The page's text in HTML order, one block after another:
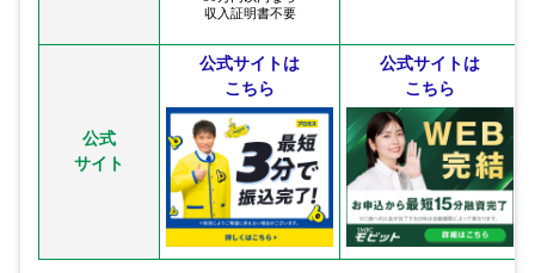
収入証明書不要
公式
サイト
公式サイトは
こちら
公式サイトは
こちら